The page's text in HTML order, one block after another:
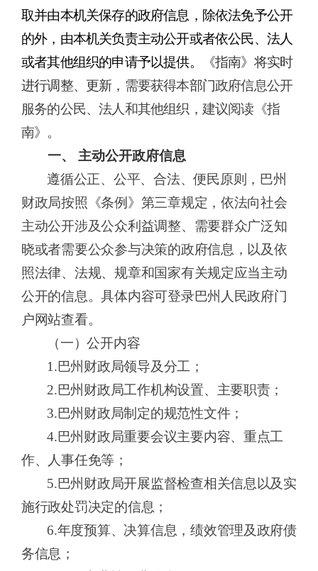
取并由本机关保存的政府信息，除依法免予公开
的外，由本机关负责主动公开或者依公民、法人
或者其他组织的申请予以提供。
《指南》将实时
进行调整、更新， 需要获得本部门政府信息公开
服务的公民、法人和其他组织，建议阅读《指
南》。
一、
主动公开政府信息
遵循公正、公平、合法、便民原则， 巴州
财政局按照《条例》第三章规定，依法向社会
主动公开涉及公众利益调整、需要群众广泛知
晓或者需要公众参与决策的政府信息，以及依
照法律、法规、规章和国家有关规定应当主动
公开的信息。具体内容可登录巴州人民政府门
户网站查看。
（一）公开内容
1.巴州财政局领导及分工；
2.巴州财政局工作机构设置、主要职责；
3.巴州财政局制定的规范性文件；
4.巴州财政局重要会议主要内容、重点工
作、人事任免等；
5.巴州财政局开展监督检查相关信息 以及实
施行政处罚决定的信息 ；
6.年度预算、决算信息，绩效管理及政府债
务信息；